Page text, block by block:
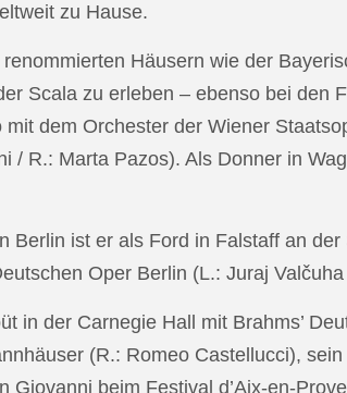
zu Hause.
Häusern wie der
Scala zu erleben – ebenso bei
dem Orchester der Wiener
/ R.: Marta Pazos). Als Donner in
Berlin ist er als Ford in Falstaff an
Oper Berlin (L.: Juraj
in der Carnegie Hall mit Brahms’
(R.: Romeo Castellucci),
beim Festival d’Aix-en-